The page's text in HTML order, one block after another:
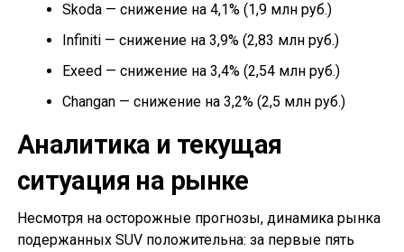
Skoda — снижение на 4,1% (1,9 млн руб.)
Infiniti — снижение на 3,9% (2,83 млн руб.)
Exeed — снижение на 3,4% (2,54 млн руб.)
Changan — снижение на 3,2% (2,5 млн руб.)
Аналитика и текущая
ситуация на рынке
Несмотря на осторожные прогнозы, динамика рынка
подержанных SUV положительна: за первые пять